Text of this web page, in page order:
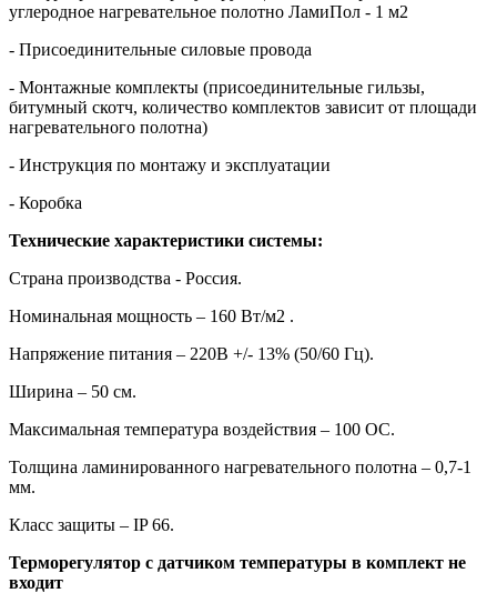
углеродное нагревательное полотно ЛамиПол - 1 м2
- Присоединительные силовые провода
- Монтажные комплекты (присоединительные гильзы,
битумный скотч, количество комплектов зависит от площади
нагревательного полотна)
- Инструкция по монтажу и эксплуатации
- Коробка
Технические характеристики системы:
Страна производства - Россия.
Номинальная мощность – 160 Вт/м2 .
Напряжение питания – 220В +/- 13% (50/60 Гц).
Ширина – 50 см.
Максимальная температура воздействия – 100 OС.
Толщина ламинированного нагревательного полотна – 0,7-1
мм.
Класс защиты – IP 66.
Терморегулятор с датчиком температуры в комплект не
входит